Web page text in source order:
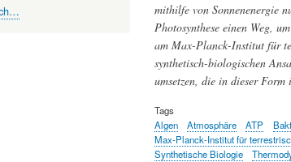
mithilfe von Sonnenenergie
Photosynthese einen Weg,
am Max-Planck-Institut für
synthetisch-biologischen
umsetzen, die in dieser
Tags
Algen
Atmosphäre ATP
Max-Planck-Institut für
Synthetische Biologie